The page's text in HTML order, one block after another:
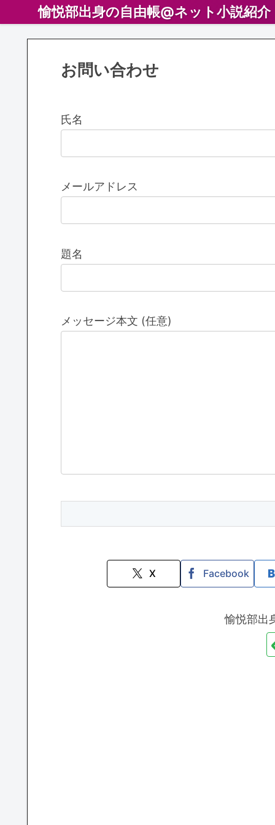
愉悦部出身の自由帳@ネット小説紹介
お問い合わせ
氏名
メールアドレス
題名
メッセージ本文 (任意)
X Facebook
愉悦部出